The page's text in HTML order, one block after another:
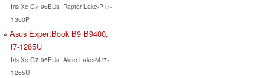
Iris Xe G7 96EUs, Raptor Lake-P i7-
1360P
Asus ExpertBook B9 B9400,
i7-1265U
Iris Xe G7 96EUs, Alder Lake-M i7-
1265U